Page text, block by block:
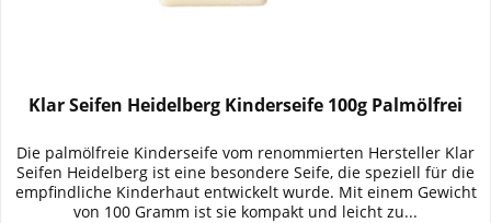
Klar Seifen Heidelberg Kinderseife 100g Palmölfrei
Die palmölfreie Kinderseife vom renommierten Hersteller Klar
Seifen Heidelberg ist eine besondere Seife, die speziell für die
empfindliche Kinderhaut entwickelt wurde. Mit einem Gewicht
von 100 Gramm ist sie kompakt und leicht zu...